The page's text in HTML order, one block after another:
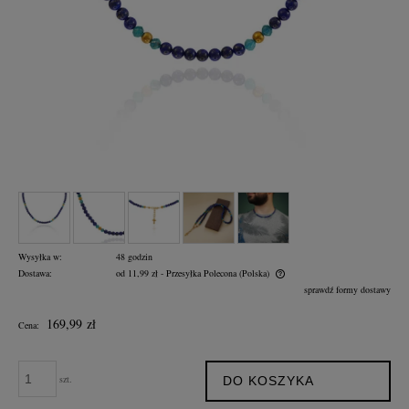
Wysyłka w:
48 godzin
Dostawa:
od 11,99 zł - Przesyłka Polecona (Polska)
sprawdź formy dostawy
Cena: 169,99 zł
szt. DO KOSZYKA